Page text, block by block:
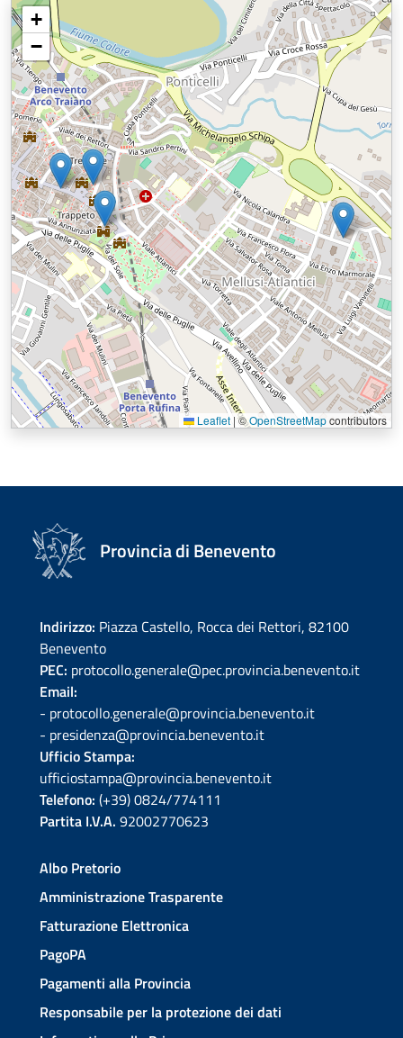
+
−
Leaflet |©OpenStreetMapcontributors
Provincia di Benevento
Indirizzo: Piazza Castello, Rocca dei Rettori, 82100
Benevento
PEC: protocollo.generale@pec.provincia.benevento.it
Email:
- protocollo.generale@provincia.benevento.it
- presidenza@provincia.benevento.it
Ufficio Stampa:
ufficiostampa@provincia.benevento.it
Telefono: (+39) 0824/774111
Partita I.V.A. 92002770623
Albo Pretorio
Amministrazione Trasparente
Fatturazione Elettronica
PagoPA
Pagamenti alla Provincia
Responsabile per la protezione dei dati